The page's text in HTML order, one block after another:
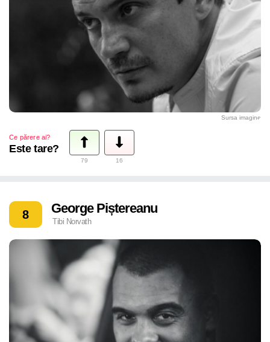
Sursa imagine
Ce părere ai?
Este tare?
79 16
8 George Piștereanu
Tibi Norvath